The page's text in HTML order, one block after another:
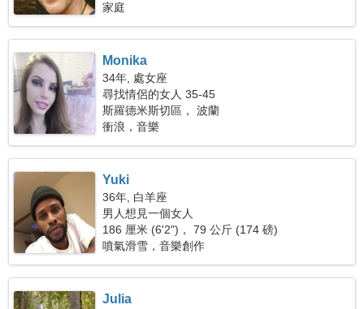
家庭
Monika
34年, 處女座
尋找情侶的女人 35-45
斯羅德米斯切區， 波蘭
衝浪，音樂
Yuki
36年, 白羊座
男人想見一個女人
186 厘米 (6'2")， 79 公斤 (174 磅)
噴氣滑雪，音樂創作
Julia